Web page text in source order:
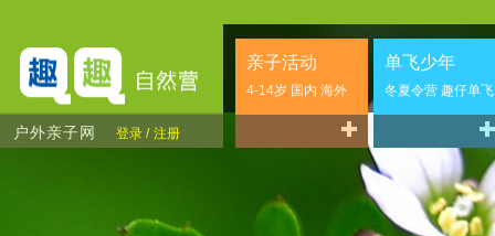
亲子活动
4-14岁 国内 海外
单飞少年
冬夏令营 趣仔单飞
户外亲子网 登录 / 注册